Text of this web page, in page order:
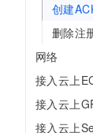
创建
删除注
网络
接入云上
接入云上
接入云上
域名与网站
终端用户
Serverless
开发工具